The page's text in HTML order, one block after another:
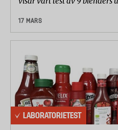
17 MARS
LABORATORIETEST